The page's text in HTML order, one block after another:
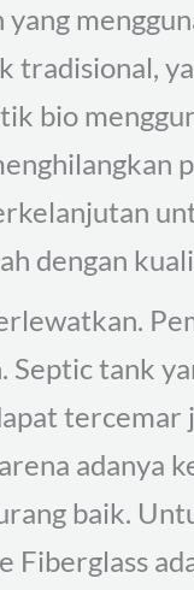
bio
dengan
tank
adanya
baik.
Fiberglass